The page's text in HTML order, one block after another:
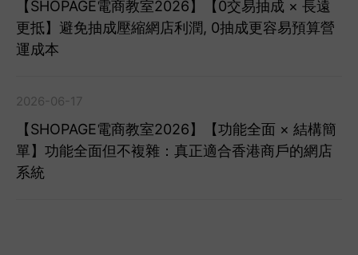
【SHOPAGE電商教室2026】【0交易抽成 × 長遠
更抵】避免抽成壓縮網店利潤, 0抽成更容易預算營
運成本
2026-06-17
【SHOPAGE電商教室2026】【功能全面 × 結構簡
單】功能全面但不複雜：真正適合香港商戶的網店
系統